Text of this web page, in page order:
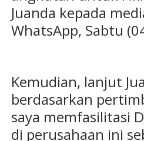
Juanda kepada
WhatsApp, Sabtu
Kemudian, lanjut
berdasarkan
saya memfasilitasi
di perusahaan ini